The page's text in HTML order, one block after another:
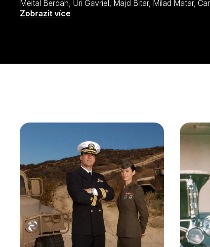
Zobrazit více